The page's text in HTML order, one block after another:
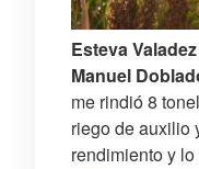
Esteva
Manuel
me rindió 8
riego de auxilio
rendimiento y